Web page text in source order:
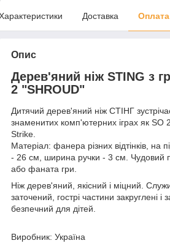
Доставка Оплата
Опис
Дерев'яний ніж STING з
2 "SHROUD"
Дитячий дерев'яний ніж СТІНГ
знаменитих комп'ютерних іграх як SO
Strike.
Матеріал: фанера різних відтінків, на
- 26 см, ширина ручки - 3 см. Чудовий
або фаната гри.
Ніж дерев'яний, якісний і міцний.
заточений, гострі частини закруглені і
безпечний для дітей.
Виробник: Україна